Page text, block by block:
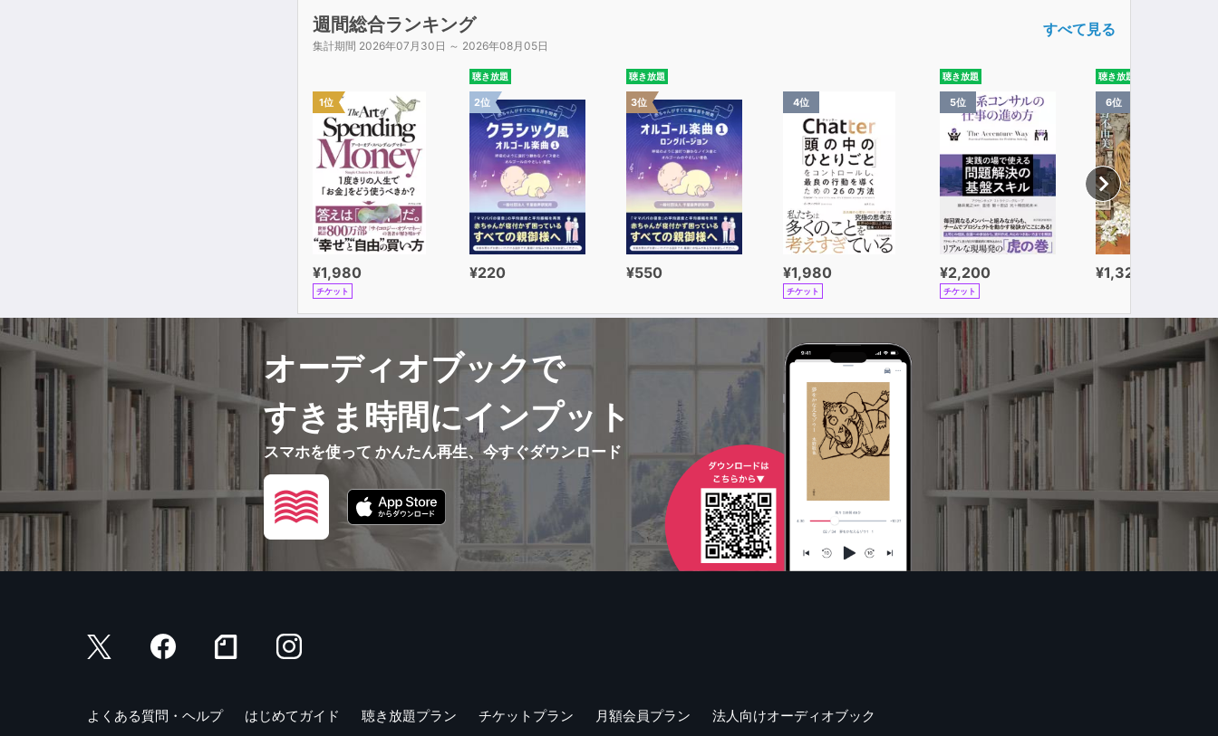
●複合母音
〈発音公式9〉 複合母音 ai / ei / ao / ou
〈発音公式10〉 複合母音 ia / ie / ua / uo / ue
〈発音公式11〉 複合母音 iao / iou / uai / uei
●鼻母音
〈発音公式12〉 鼻母音 an / ang / en / eng
〈発音公式13〉 鼻母音 ian / iang / uan / uang
〈発音公式14〉 鼻母音 in / ing / ong / iong
〈発音公式15〉 鼻母音 uen / ueng / uan / un
●発音のルールのまとめ
1 ピンインのルール 2 声調の付け方
3 声調の変化 4 儿化（ｒ化）
1 数字 2 多字語
3 外来語 4 軽声の練習
5 声調の練習 6 四声の組み合わせ練習
7 3字の単語の発音練習 8 4字の単語の発音練習
9 日本の地名・人名 10 中国の地名・人名
第3部 発音トレーニング フレーズ編
1 2字の日常会話フレーズ 2 3字の日常会話フレーズ
3 4字の日常会話フレーズ 4 5字の日常会話フレーズ
5 基本的な定型フレーズ
週間総合ランキング
集計期間 2026年07月30日 ～ 2026年08月05日
すべて見る
1位
¥1,980
チケット
聴き放題
2位
¥220
聴き放題
3位
¥550
4位
¥1,980
チケット
聴き放題
5位
¥2,200
チケット
聴き放題
6位
¥1,320
オーディオブックで
すきま時間にインプット
スマホを使って かんたん再生、今すぐダウンロード
よくある質問・ヘルプ はじめてガイド 聴き放題プラン チケットプラン 月額会員プラン
法人向けオーディオブック